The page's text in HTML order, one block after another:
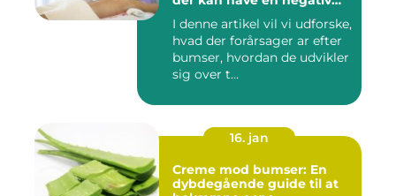
selvtillid og trivsel
I denne artikel vil vi udforske,
hvad der forårsager ar efter
bumser, hvordan de udvikler
sig over t...
16. jan
Creme mod bumser: En
dybdegående guide til at